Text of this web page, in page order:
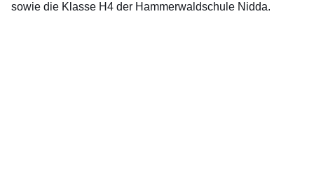
sowie die Klasse H4 der Hammerwaldschule Nidda.